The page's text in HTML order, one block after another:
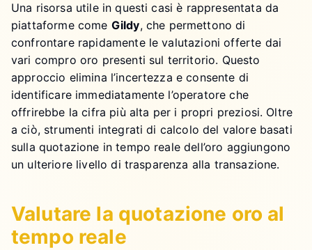
Una risorsa utile in questi casi è rappresentata da
piattaforme come Gildy, che permettono di
confrontare rapidamente le valutazioni offerte dai
vari compro oro presenti sul territorio. Questo
approccio elimina l’incertezza e consente di
identificare immediatamente l’operatore che
offrirebbe la cifra più alta per i propri preziosi. Oltre
a ciò, strumenti integrati di calcolo del valore basati
sulla quotazione in tempo reale dell’oro aggiungono
un ulteriore livello di trasparenza alla transazione.
Valutare la quotazione oro al
tempo reale